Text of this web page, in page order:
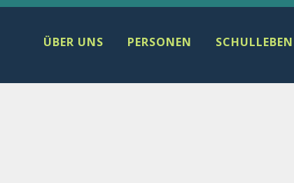
ÜBER UNS PERSONEN SCHULLEBEN